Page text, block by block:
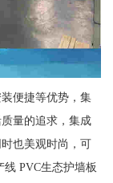
便捷等优势，集
量的追求，集成
也美观时尚，可
PVC生态护墙板